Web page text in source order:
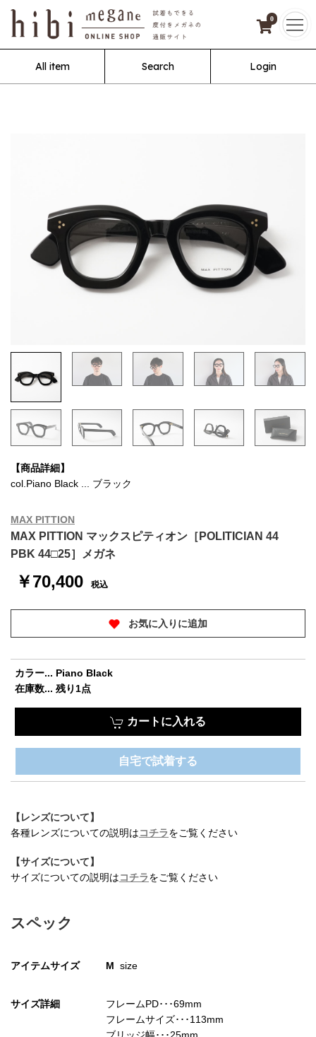
0
All item Search Login
【商品詳細】
col.Piano Black ... ブラック
MAX PITTION
MAX PITTION マックスピティオン［POLITICIAN 44
PBK 44□25］メガネ
￥70,400 税込
お気に入りに追加
カラー... Piano Black
在庫数... 残り1点
カートに入れる
自宅で試着する
【レンズについて】
各種レンズについての説明はコチラをご覧ください
【サイズについて】
サイズについての説明はコチラをご覧ください
スペック
アイテムサイズ M size
サイズ詳細
フレームPD･･･69mm
フレームサイズ･･･113mm